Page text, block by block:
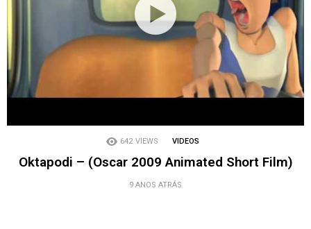
642 VIEWS VIDEOS
Oktapodi – (Oscar 2009 Animated Short Film)
9 ANOS ATRÁS